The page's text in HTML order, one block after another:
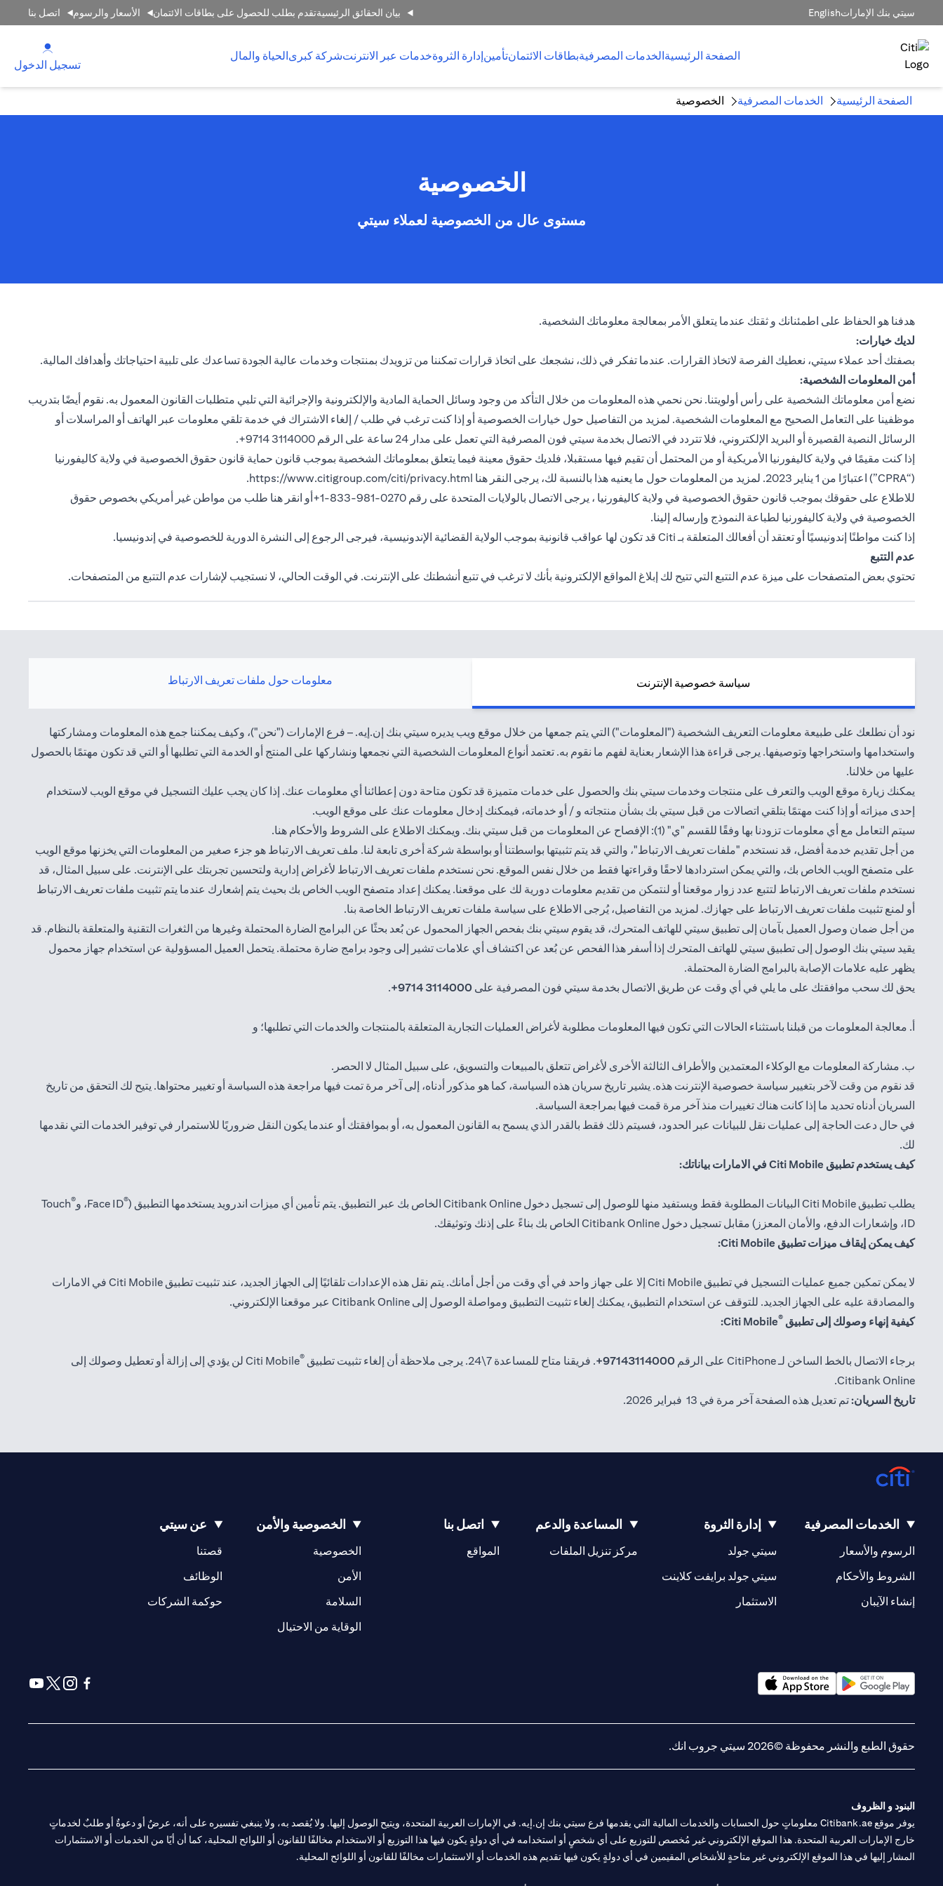
سيتي بنك الإماراتEnglish بيان الحقائق الرئيسيةتقدم بطلب للحصول على بطاقات الائتمان الأسعار والرسوم اتصل بنا
الصفحة الرئيسيةالخدمات المصرفيةبطاقات الائتمانتأمينإدارة الثروةخدمات عبر الانترنتشركة كبرىالحياة والمال
تسجيل الدخول
الصفحة الرئيسية الخدمات المصرفية الخصوصية
الخصوصية
مستوى عال من الخصوصية لعملاء سيتي
هدفنا هو الحفاظ على اطمئنانك و ثقتك عندما يتعلق الأمر بمعالجة معلوماتك الشخصية.
لديك خيارات:
بصفتك أحد عملاء سيتي، نعطيك الفرصة لاتخاذ القرارات. عندما تفكر في ذلك، نشجعك على اتخاذ قرارات تمكننا من تزويدك بمنتجات وخدمات عالية الجودة تساعدك على تلبية احتياجاتك وأهدافك المالية.
أمن المعلومات الشخصية:
نضع أمن معلوماتك الشخصية على رأس أولويتنا. نحن نحمي هذه المعلومات من خلال التأكد من وجود وسائل الحماية المادية والإلكترونية والإجرائية التي تلبي متطلبات القانون المعمول به. نقوم أيضًا بتدريب
موظفينا على التعامل الصحيح مع المعلومات الشخصية. لمزيد من التفاصيل حول خيارات الخصوصية أو إذا كنت ترغب في طلب / إلغاء الاشتراك في خدمة تلقي معلومات عبر الهاتف أو المراسلات أو
الرسائل النصية القصيرة أو البريد الإلكتروني، فلا تتردد في الاتصال بخدمة سيتي فون المصرفية التي تعمل على مدار 24 ساعة على الرقم 3114000 9714+.
إذا كنت مقيمًا في ولاية كاليفورنيا الأمريكية أو من المحتمل أن تقيم فيها مستقبلا، فلديك حقوق معينة فيما يتعلق بمعلوماتك الشخصية بموجب قانون حماية قانون حقوق الخصوصية في ولاية كاليفورنيا
(“CPRA”) اعتبارًا من 1 يناير 2023. لمزيد من المعلومات حول ما يعنيه هذا بالنسبة لك، يرجى النقر هنا
https://www.citigroup.com/citi/privacy.html
(opens in a new tab).
للاطلاع على حقوقك بموجب قانون حقوق الخصوصية في ولاية كاليفورنيا ، يرجى الاتصال بالولايات المتحدة على رقم 0270-981-833-1+أو انقر هنا
طلب من مواطن غير أمريكي بخصوص حقوق
الخصوصية في ولاية كاليفورنيا (opens in a new tab)لطباعة النموذج وإرساله إلينا.
إذا كنت مواطنًا إندونيسيًا أو تعتقد أن أفعالك المتعلقة بـ Citi قد تكون لها عواقب قانونية بموجب الولاية القضائية الإندونيسية، فيرجى الرجوع إلى النشرة الدورية
للخصوصية في إندونيسيا(opens in a new tab).
عدم التتبع
تحتوي بعض المتصفحات على ميزة عدم التتبع التي تتيح لك إبلاغ المواقع الإلكترونية بأنك لا ترغب في تتبع أنشطتك على الإنترنت. في الوقت الحالي، لا نستجيب لإشارات عدم التتبع من المتصفحات.
سياسة خصوصية الإنترنت معلومات حول ملفات تعريف الارتباط
نود أن نطلعك على طبيعة معلومات التعريف الشخصية ("المعلومات") التي يتم جمعها من خلال موقع ويب يديره سيتي بنك إن.إيه. – فرع الإمارات ("نحن")، وكيف يمكننا جمع هذه المعلومات ومشاركتها
واستخدامها واستخراجها وتوصيفها. يرجى قراءة هذا الإشعار بعناية لفهم ما نقوم به. تعتمد أنواع المعلومات الشخصية التي نجمعها ونشاركها على المنتج أو الخدمة التي تطلبها أو التي قد تكون مهتمًا بالحصول
عليها من خلالنا.
يمكنك زيارة موقع الويب والتعرف على منتجات وخدمات سيتي بنك والحصول على خدمات متميزة قد تكون متاحة دون إعطائنا أي معلومات عنك. إذا كان يجب عليك التسجيل في موقع الويب لاستخدام
إحدى ميزاته أو إذا كنت مهتمًا بتلقي اتصالات من قبل سيتي بك بشأن منتجاته و / أو خدماته، فيمكنك إدخال معلومات عنك على موقع الويب.
سيتم التعامل مع أي معلومات تزودنا بها وفقًا للقسم "ي" (1): الإفصاح عن المعلومات من قبل سيتي بنك. ويمكنك الاطلاع على الشروط والأحكام
هنا(opens in a new tab).
من أجل تقديم خدمة أفضل، قد نستخدم "ملفات تعريف الارتباط"، والتي قد يتم تثبيتها بواسطتنا أو بواسطة شركة أخرى تابعة لنا. ملف تعريف الارتباط هو جزء صغير من المعلومات التي يخزنها موقع الويب
على متصفح الويب الخاص بك، والتي يمكن استردادها لاحقًا وقراءتها فقط من خلال نفس الموقع. نحن نستخدم ملفات تعريف الارتباط لأغراض إدارية ولتحسين تجربتك على الإنترنت. على سبيل المثال، قد
نستخدم ملفات تعريف الارتباط لتتبع عدد زوار موقعنا أو لنتمكن من تقديم معلومات دورية لك على موقعنا. يمكنك إعداد متصفح الويب الخاص بك بحيث يتم إشعارك عندما يتم تثبيت ملفات تعريف الارتباط
أو لمنع تثبيت ملفات تعريف الارتباط على جهازك. لمزيد من التفاصيل، يُرجى الاطلاع على سياسة ملفات تعريف الارتباط الخاصة بنا.
من أجل ضمان وصول العميل بآمان إلى تطبيق سيتي للهاتف المتحرك، قد يقوم سيتي بنك بفحص الجهاز المحمول عن بُعد بحثًا عن البرامج الضارة المحتملة وغيرها من الثغرات التقنية والمتعلقة بالنظام. قد
يقيد سيتي بنك الوصول إلى تطبيق سيتي للهاتف المتحرك إذا أسفر هذا الفحص عن بُعد عن اكتشاف أي علامات تشير إلى وجود برامج ضارة محتملة. يتحمل العميل المسؤولية عن استخدام جهاز محمول
يظهر عليه علامات الإصابة بالبرامج الضارة المحتملة.
يحق لك سحب موافقتك على ما يلي في أي وقت عن طريق الاتصال بخدمة سيتي فون المصرفية على 3114000 9714+
.
أ. معالجة المعلومات من قبلنا باستثناء الحالات التي تكون فيها المعلومات مطلوبة لأغراض العمليات التجارية المتعلقة بالمنتجات والخدمات التي تطلبها؛ و
ب. مشاركة المعلومات مع الوكلاء المعتمدين والأطراف الثالثة الأخرى لأغراض تتعلق بالمبيعات والتسويق، على سبيل المثال لا الحصر.
قد نقوم من وقت لآخر بتغيير سياسة خصوصية الإنترنت هذه. يشير تاريخ سريان هذه السياسة، كما هو مذكور أدناه، إلى آخر مرة تمت فيها مراجعة هذه السياسة أو تغيير محتواها. يتيح لك التحقق من تاريخ
السريان أدناه تحديد ما إذا كانت هناك تغييرات منذ آخر مرة قمت فيها بمراجعة السياسة.
في حال دعت الحاجة إلى عمليات نقل للبيانات عبر الحدود، فسيتم ذلك فقط بالقدر الذي يسمح به القانون المعمول به، أو بموافقتك أو عندما يكون النقل ضروريًا للاستمرار في توفير الخدمات التي نقدمها
لك.
كيف يستخدم تطبيق Citi Mobile في الامارات بياناتك:
يطلب تطبيق Citi Mobile البيانات المطلوبة فقط ويستفيد منها للوصول إلى تسجيل دخول Citibank Online الخاص بك عبر التطبيق. يتم تأمين أي ميزات اندرويد يستخدمها التطبيق ( ®Face ID، و ®
Touch
ID، وإشعارات الدفع، والأمان المعزز) مقابل تسجيل دخول Citibank Online الخاص بك بناءً على إذنك وتوثيقك.
كيف يمكن إيقاف ميزات تطبيق Citi Mobile:
لا يمكن تمكين جميع عمليات التسجيل في تطبيق Citi Mobile إلا على جهاز واحد في أي وقت من أجل أمانك. يتم نقل هذه الإعدادات تلقائيًا إلى الجهاز الجديد، عند تثبيت تطبيق Citi Mobile في الامارات
والمصادقة عليه على الجهاز الجديد. للتوقف عن استخدام التطبيق، يمكنك إلغاء تثبيت التطبيق ومواصلة الوصول إلى Citibank Online عبر موقعنا الإلكتروني.
كيفية إنهاء وصولك إلى تطبيق ®
Citi Mobile:
برجاء الاتصال بالخط الساخن لـ CitiPhone على الرقم 97143114000+ . فريقنا متاح للمساعدة 7\24. يرجى ملاحظة أن إلغاء تثبيت تطبيق ®
Citi Mobile لن يؤدي إلى إزالة أو تعطيل وصولك إلى
Citibank Online.
تاريخ السريان:تم تعديل هذه الصفحة آخر مرة في 13 فبراير 2026.
الخدمات المصرفية
الرسوم والأسعار
الشروط والأحكام
إنشاء الآيبان
إدارة الثروة
سيتي جولد
سيتي جولد برايفت كلاينت
الاستثمار
المساعدة والدعم
مركز تنزيل الملفات
اتصل بنا
المواقع
(opens in a new tab)
الخصوصية والأمن
الخصوصية
الأمن
السلامة
الوقاية من الاحتيال
عن سيتي
قصتنا
(opens in a new tab)
الوظائف
(opens in a new tab)
حوكمة الشركات
(opens in a new tab)
حقوق الطبع والنشر محفوظة ©2026 سيتي جروب انك.
البنود و الظروف
يوفر موقع Citibank.ae معلوماتٍ حول الحسابات والخدمات المالية التي يقدمها فرع سيتي بنك إن.إيه. في الإمارات العربية المتحدة، ويتيح الوصول إليها. ولا يُقصد به، ولا ينبغي تفسيره على أنه، عرضٌ أو دعوةٌ أو طلبٌ لخدماتٍ
خارج الإمارات العربية المتحدة. هذا الموقع الإلكتروني غير مُخصص للتوزيع على أي شخصٍ أو استخدامه في أي دولةٍ يكون فيها هذا التوزيع أو الاستخدام مخالفًا للقانون أو اللوائح المحلية، كما أن أيًا من الخدمات أو الاستثمارات
المشار إليها في هذا الموقع الإلكتروني غير متاحةٍ للأشخاص المقيمين في أي دولةٍ يكون فيها تقديم هذه الخدمات أو الاستثمارات مخالفًا للقانون أو اللوائح المحلية.